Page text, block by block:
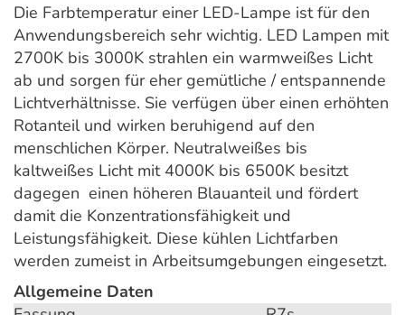
Die Farbtemperatur einer LED-Lampe ist für den
Anwendungsbereich sehr wichtig. LED Lampen mit
2700K bis 3000K strahlen ein warmweißes Licht
ab und sorgen für eher gemütliche / entspannende
Lichtverhältnisse. Sie verfügen über einen erhöhten
Rotanteil und wirken beruhigend auf den
menschlichen Körper. Neutralweißes bis
kaltweißes Licht mit 4000K bis 6500K besitzt
dagegen einen höheren Blauanteil und fördert
damit die Konzentrationsfähigkeit und
Leistungsfähigkeit. Diese kühlen Lichtfarben
werden zumeist in Arbeitsumgebungen eingesetzt.
Allgemeine Daten